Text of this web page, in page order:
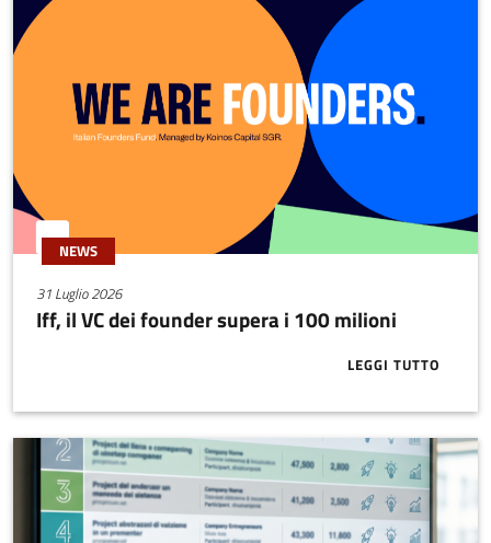
NEWS
31 Luglio 2026
Iff, il VC dei founder supera i 100 milioni
LEGGI TUTTO
ABOUT IFF,